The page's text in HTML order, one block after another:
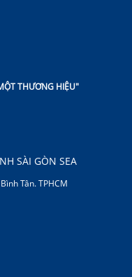
THƯƠNG HIỆU"
SÀI GÒN SEA
Tân. TPHCM